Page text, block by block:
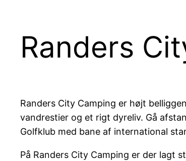
Randers
Randers City Camping er højt
vandrestier og et rigt dyreliv. Gå
Golfklub med bane af international
På Randers City Camping er der lagt